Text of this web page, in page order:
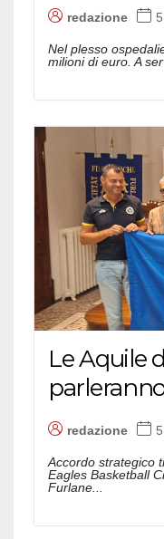
redazione
Nel plesso
milioni di euro. A
Le Aquile
redazione
Accordo strategico
Eagles Basketball
Furlane...